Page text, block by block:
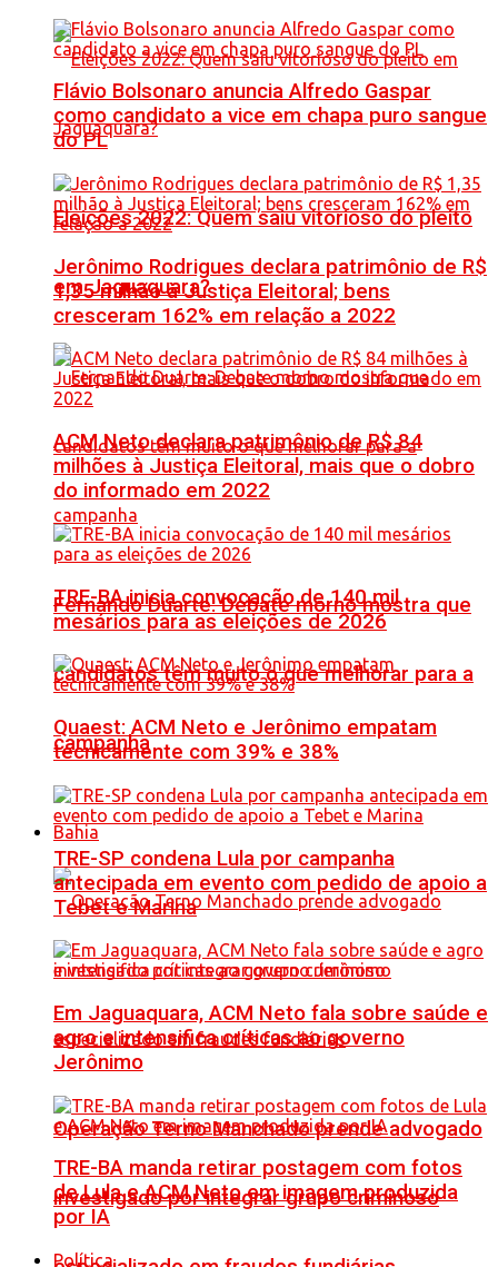
Eleições 2022: Quem saiu vitorioso do pleito
em Jaguaquara?
Fernando Duarte: Debate morno mostra que
candidatos têm muito o que melhorar para a
campanha
Bahia
Operação Terno Manchado prende advogado
investigado por integrar grupo criminoso
Flávio Bolsonaro anuncia Alfredo Gaspar
como candidato a vice em chapa puro sangue
do PL
Jerônimo Rodrigues declara patrimônio de R$
1,35 milhão à Justiça Eleitoral; bens
cresceram 162% em relação a 2022
ACM Neto declara patrimônio de R$ 84
milhões à Justiça Eleitoral, mais que o dobro
do informado em 2022
TRE-BA inicia convocação de 140 mil
mesários para as eleições de 2026
Quaest: ACM Neto e Jerônimo empatam
tecnicamente com 39% e 38%
TRE-SP condena Lula por campanha
antecipada em evento com pedido de apoio a
Tebet e Marina
Em Jaguaquara, ACM Neto fala sobre saúde e
agro e intensifica críticas ao governo
Jerônimo
TRE-BA manda retirar postagem com fotos
de Lula e ACM Neto em imagem produzida
por IA
Política